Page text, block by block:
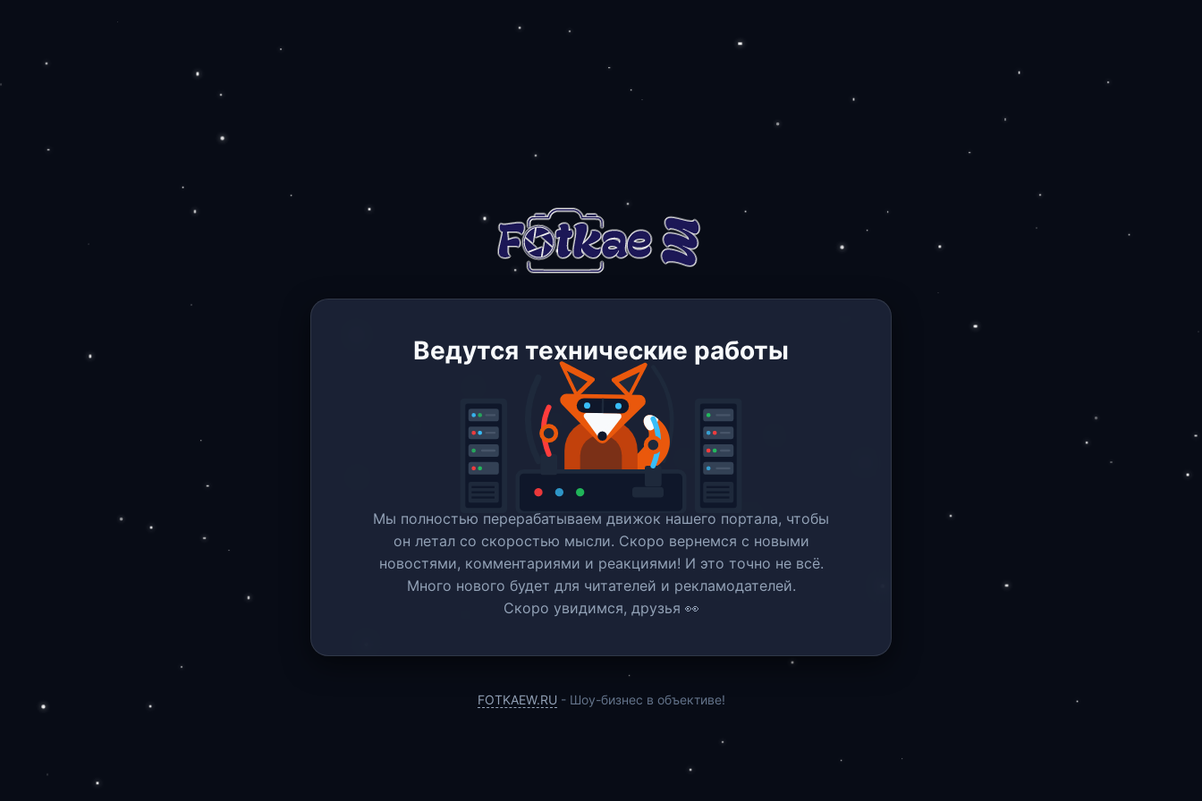
Ведутся технические работы
Мы полностью перерабатываем движок нашего портала, чтобы
он летал со скоростью мысли. Скоро вернемся c новыми
новостями, комментариями и реакциями! И это точно не всё.
Много нового будет для читателей и рекламодателей.
Скоро увидимся, друзья 👀
FOTKAEW.RU - Шоу-бизнес в объективе!